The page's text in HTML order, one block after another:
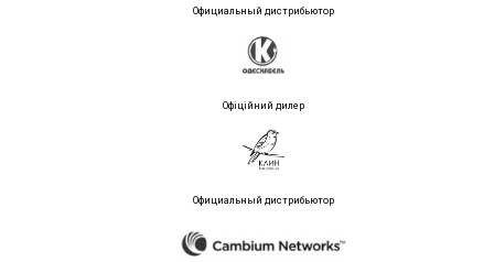
Официальный дистрибьютор
Офіційний дилер
Официальный дистрибьютор